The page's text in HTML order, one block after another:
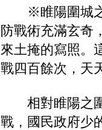
※睢陽圍城之
防戰術充滿玄奇
來土掩的寫照。
戰四百餘次，天
相對睢陽之圍
戰，國民政府少